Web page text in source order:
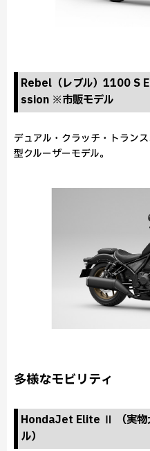
Rebel（レブル）1100
ssion ※市販モデル
デュアル・クラッチ・トラン
型クルーザーモデル。
多様なモビリティ
HondaJet Elite Ⅱ （実物
ル）